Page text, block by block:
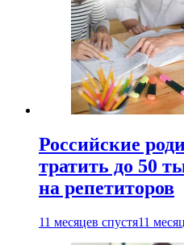
Российские
тратить до 50
на репетиторов
11 месяцев спустя11